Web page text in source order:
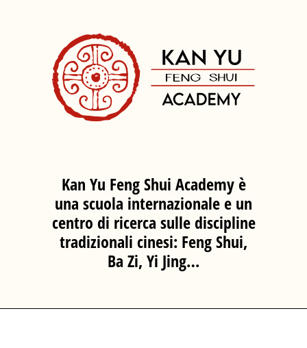
Kan Yu Feng Shui Academy è
una scuola internazionale e un
centro di ricerca sulle discipline
tradizionali cinesi: Feng Shui,
Ba Zi, Yi Jing…